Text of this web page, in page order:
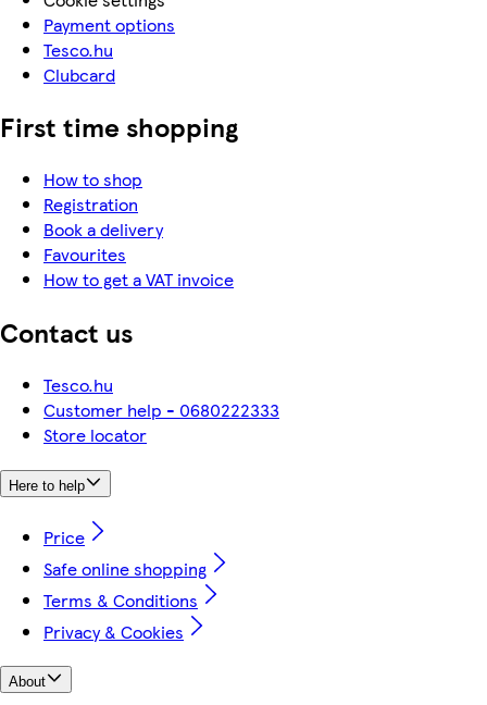
Payment options
Tesco.hu
Clubcard
First time shopping
How to shop
Registration
Book a delivery
Favourites
How to get a VAT invoice
Contact us
Tesco.hu
Customer help - 0680222333
Store locator
Here to help
Price
Safe online shopping
Terms & Conditions
Privacy & Cookies
About